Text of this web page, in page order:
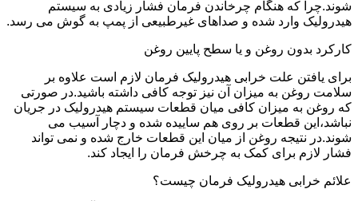
شوند.چرا که هنگام چرخاندن فرمان فشار زیادی به سیستم
هیدرولیک وارد شده و صداهای غیرطبیعی از پمپ به گوش می رسد.
کارکرد بدون روغن و یا سطح پایین روغن
برای یافتن علت خرابی هیدرولیک فرمان لازم است علاوه بر
سلامت روغن به میزان آن نیز توجه کافی داشته باشید.در صورتی
که روغن به میزان کافی میان قطعات سیستم هیدرولیک در جریان
نباشد،این قطعات بر روی هم ساییده شده و دچار آسیب می
شوند.در نتیجه روغن از میان این قطعات خارج شده و نمی تواند
فشار لازم برای کمک به چرخش فرمان را ایجاد کند.
علائم خرابی هیدرولیک فرمان چیست؟